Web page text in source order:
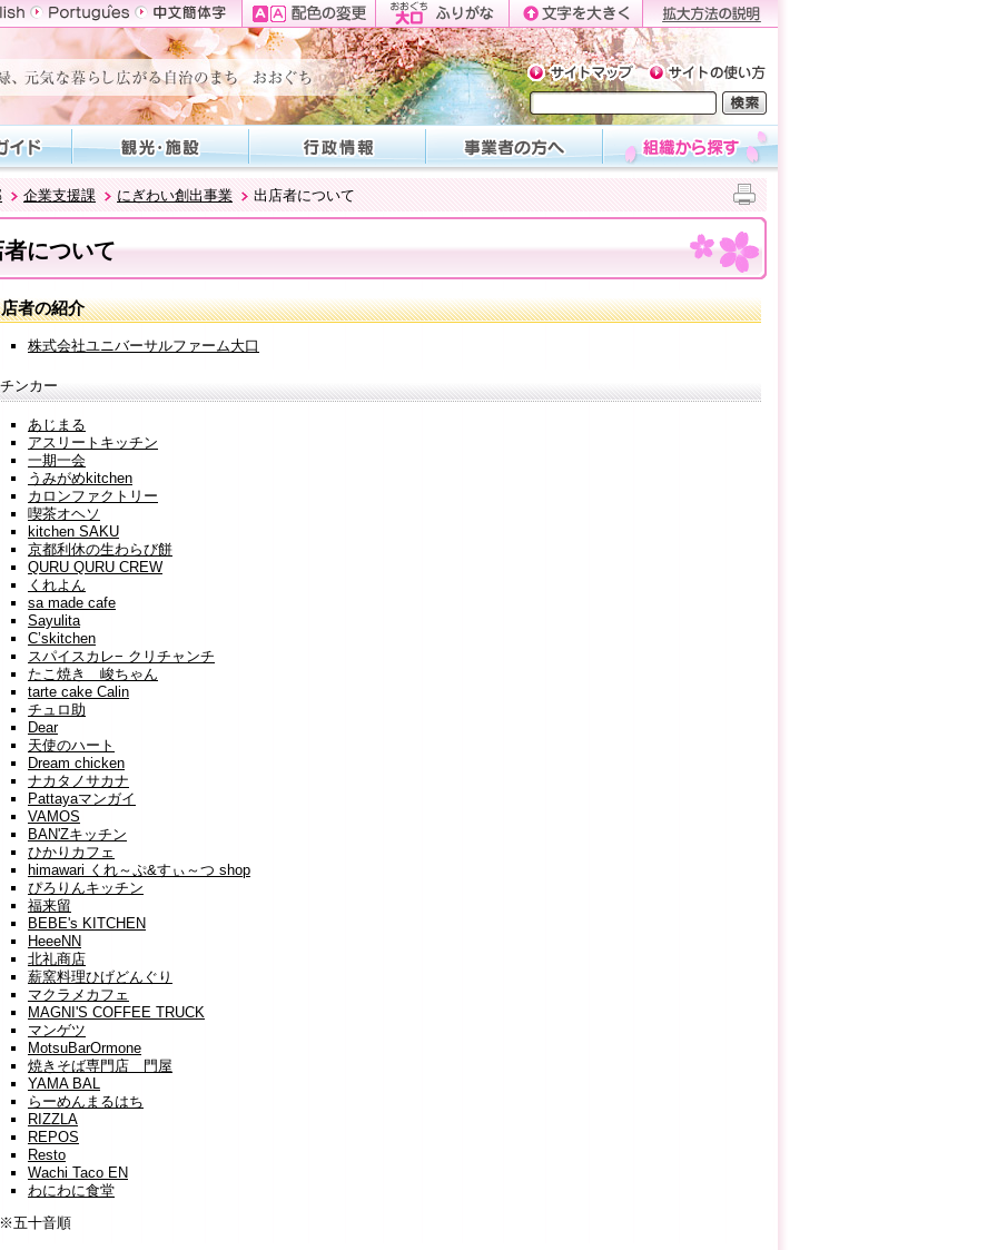
企業支援課 にぎわい創出事業 出店者について
について
者の紹介
株式会社ユニバーサルファーム大口
ンカー
あじまる
アスリートキッチン
一期一会
うみがめkitchen
カロンファクトリー
喫茶オヘソ
kitchen SAKU
京都利休の生わらび餅
QURU QURU CREW
くれよん
sa made cafe
Sayulita
C’skitchen
スパイスカレ− クリチャンチ
たこ焼き 峻ちゃん
tarte cake Calin
チュロ助
Dear
天使のハート
Dream chicken
ナカタノサカナ
Pattayaマンガイ
VAMOS
BAN'Zキッチン
ひかりカフェ
himawari くれ～ぷ&すぃ～つ shop
ぴろりんキッチン
福来留
BEBE's KITCHEN
HeeeNN
北礼商店
薪窯料理ひげどんぐり
マクラメカフェ
MAGNI'S COFFEE TRUCK
マンゲツ
MotsuBarOrmone
焼きそば専門店 門屋
YAMA BAL
らーめんまるはち
RIZZLA
REPOS
Resto
Wachi Taco EN
わにわに食堂
※五十音順